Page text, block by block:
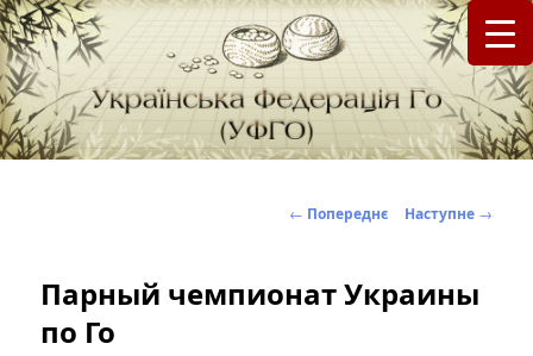
Українська Федерація Го (УФГО)
федерація Го (Бадук, Вейці) в Україні
Навігація
← Попереднє Наступне →
Парный чемпионат Украины
по Го